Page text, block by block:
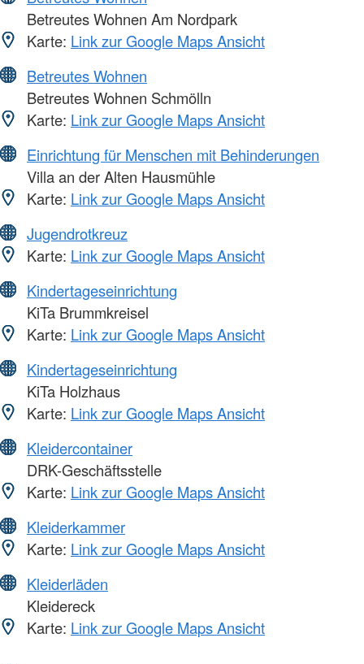
Betreutes Wohnen Am Nordpark
Karte: Link zur Google Maps Ansicht
Betreutes Wohnen
Betreutes Wohnen Schmölln
Karte: Link zur Google Maps Ansicht
Einrichtung für Menschen mit Behinderungen
Villa an der Alten Hausmühle
Karte: Link zur Google Maps Ansicht
Jugendrotkreuz
Karte: Link zur Google Maps Ansicht
Kindertageseinrichtung
KiTa Brummkreisel
Karte: Link zur Google Maps Ansicht
Kindertageseinrichtung
KiTa Holzhaus
Karte: Link zur Google Maps Ansicht
Kleidercontainer
DRK-Geschäftsstelle
Karte: Link zur Google Maps Ansicht
Kleiderkammer
Karte: Link zur Google Maps Ansicht
Kleiderläden
Kleidereck
Karte: Link zur Google Maps Ansicht